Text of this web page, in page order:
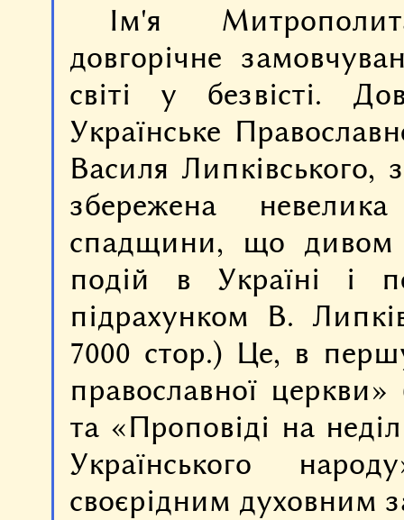
Ім'я
довгорічне
світі у безвісті.
Українське
Василя Липківського,
збережена
спадщини, що дивом
подій в Україні і
підрахунком В.
7000 стор.) Це, в
православної
та «Проповіді на
Українського
своєрідним духовним